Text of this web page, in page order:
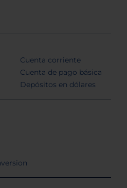
Cuenta corriente
Cuenta de pago básica
Depósitos en dólares